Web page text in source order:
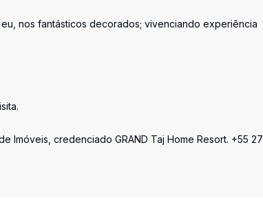
nos fantásticos decorados; vivenciando experiência
Imóveis, credenciado GRAND Taj Home Resort. +55 27